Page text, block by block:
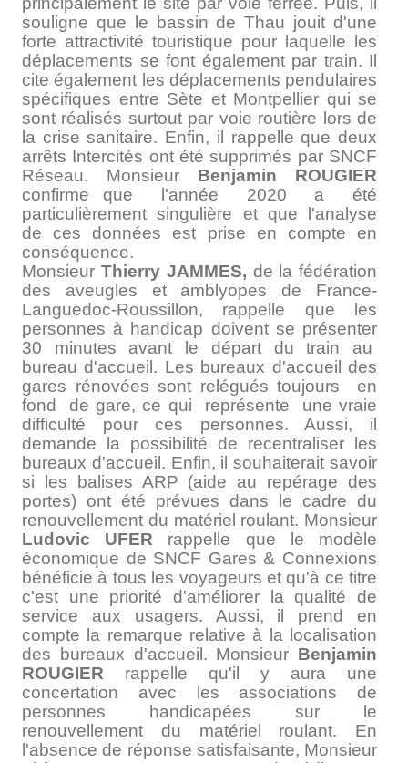
souligne que le bassin de Thau jouit d'une
forte attractivité touristique pour laquelle les
déplacements se font également par train. Il
cite également les déplacements pendulaires
spécifiques entre Sète et Montpellier qui se
sont réalisés surtout par voie routière lors de
la crise sanitaire. Enfin, il rappelle que deux
arrêts Intercités ont été supprimés par SNCF
Réseau. Monsieur Benjamin ROUGIER
confirme que l'année 2020 a été
particulièrement singulière et que l'analyse
de ces données est prise en compte en
conséquence.
MonsieurThierry JAMMES, de la fédération
des aveugles et amblyopes de France-
Languedoc-Roussillon, rappelle que les
personnes à handicap doivent se présenter
30 minutes avant le départ du train au
bureau d'accueil. Les bureaux d'accueil des
gares rénovées sont relégués toujours en
fond de gare, ce qui représente une vraie
difficulté pour ces personnes. Aussi, il
demande la possibilité de recentraliser les
bureaux d'accueil. Enfin, il souhaiterait savoir
si les balises ARP (aide au repérage des
portes) ont été prévues dans le cadre du
renouvellement du matériel roulant. Monsieur
Ludovic UFER rappelle que le modèle
économique de SNCF Gares & Connexions
bénéficie à tous les voyageurs et qu'à ce titre
c'est une priorité d'améliorer la qualité de
service aux usagers. Aussi, il prend en
compte la remarque relative à la localisation
des bureaux d'accueil. Monsieur Benjamin
ROUGIER rappelle qu'il y aura une
concertation avec les associations de
personnes handicapées sur le
renouvellement du matériel roulant. En
l'absence de réponse satisfaisante, Monsieur